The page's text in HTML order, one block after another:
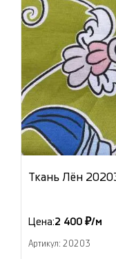
Ткань Лён
Цена:2 400 ₽/м
Артикул: 20203